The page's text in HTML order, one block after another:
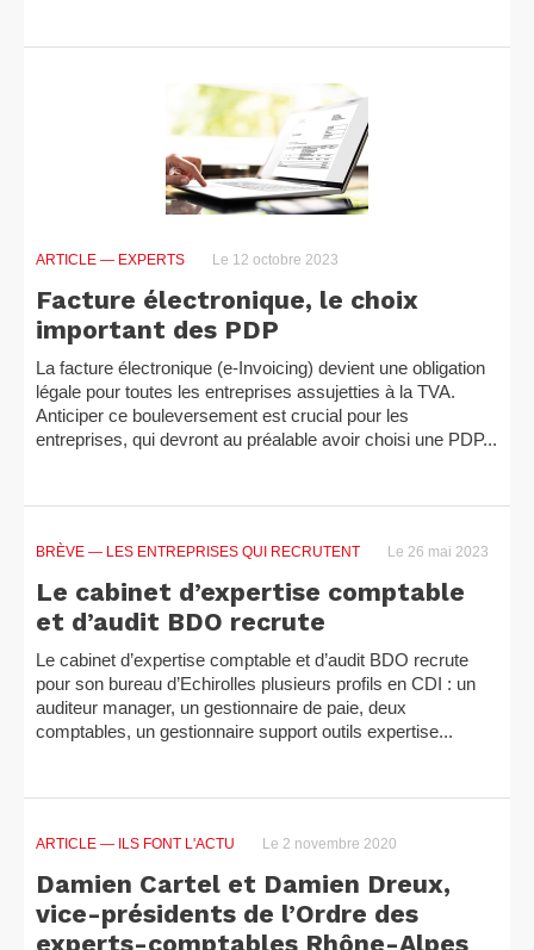
ARTICLE — EXPERTS Le 12 octobre 2023
Facture électronique, le choix
important des PDP
La facture électronique (e-Invoicing) devient une obligation
légale pour toutes les entreprises assujetties à la TVA.
Anticiper ce bouleversement est crucial pour les
entreprises, qui devront au préalable avoir choisi une PDP...
BRÈVE — LES ENTREPRISES QUI RECRUTENT Le 26 mai 2023
Le cabinet d’expertise comptable
et d’audit BDO recrute
Le cabinet d’expertise comptable et d’audit BDO recrute
pour son bureau d’Echirolles plusieurs profils en CDI : un
auditeur manager, un gestionnaire de paie, deux
comptables, un gestionnaire support outils expertise...
ARTICLE — ILS FONT L'ACTU Le 2 novembre 2020
Damien Cartel et Damien Dreux,
vice-présidents de l’Ordre des
experts-comptables Rhône-Alpes